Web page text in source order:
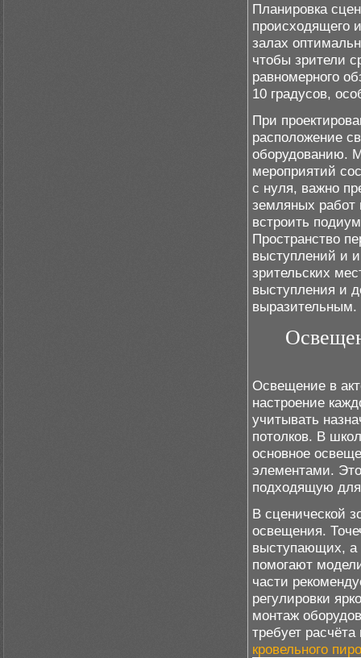
Планировка
происходящего
залах
чтобы зрители
равномерного
10 градусов,
При
расположение
оборудованию.
мероприятий
с нуля, важно
земляных работ
встроить
Пространство
выступлений и
зрительских
выступления и
выразительным.
Освещение в
настроение
учитывать
потолков. В
основное
элементами.
подходящую для
В сценической
освещения.
выступающих, а
помогают
части
регулировки
монтаж
требует
кровельного